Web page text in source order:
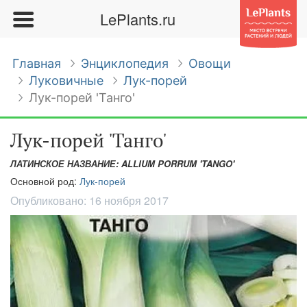
LePlants.ru
Главная Энциклопедия
Овощи
Луковичные
Лук-порей
Лук-порей 'Танго'
Лук-порей 'Танго'
ЛАТИНСКОЕ НАЗВАНИЕ: ALLIUM PORRUM 'TANGO'
Основной род: Лук-порей
Опубликовано: 16 ноября 2017